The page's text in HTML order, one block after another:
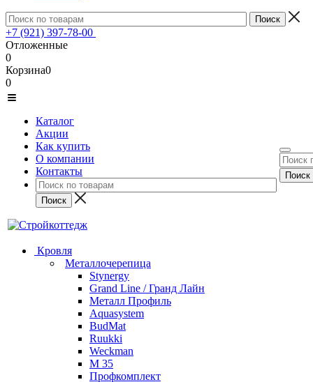
+7 (921) 397-78-00
Отложенные
0
Корзина0
0
Каталог
Акции
Как купить
О компании
Контакты
Кровля
Металлочерепица
Stynergy
Grand Line / Гранд Лайн
Металл Профиль
Aquasystem
BudMat
Ruukki
Weckman
М 35
Профкомплект